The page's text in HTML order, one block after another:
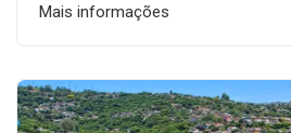
Mais informações